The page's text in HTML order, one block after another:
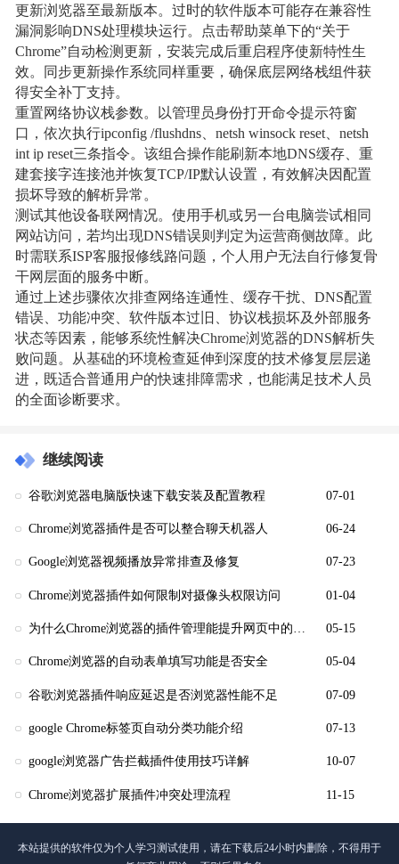
更新浏览器至最新版本。过时的软件版本可能存在兼容性
漏洞影响DNS处理模块运行。点击帮助菜单下的“关于
Chrome”自动检测更新，安装完成后重启程序使新特性生
效。同步更新操作系统同样重要，确保底层网络栈组件获
得安全补丁支持。
重置网络协议栈参数。以管理员身份打开命令提示符窗
口，依次执行ipconfig /flushdns、netsh winsock reset、netsh
int ip reset三条指令。该组合操作能刷新本地DNS缓存、重
建套接字连接池并恢复TCP/IP默认设置，有效解决因配置
损坏导致的解析异常。
测试其他设备联网情况。使用手机或另一台电脑尝试相同
网站访问，若均出现DNS错误则判定为运营商侧故障。此
时需联系ISP客服报修线路问题，个人用户无法自行修复骨
干网层面的服务中断。
通过上述步骤依次排查网络连通性、缓存干扰、DNS配置
错误、功能冲突、软件版本过旧、协议栈损坏及外部服务
状态等因素，能够系统性解决Chrome浏览器的DNS解析失
败问题。从基础的环境检查延伸到深度的技术修复层层递
进，既适合普通用户的快速排障需求，也能满足技术人员
的全面诊断要求。
继续阅读
谷歌浏览器电脑版快速下载安装及配置教程 07-01
Chrome浏览器插件是否可以整合聊天机器人 06-24
Google浏览器视频播放异常排查及修复 07-23
Chrome浏览器插件如何限制对摄像头权限访问 01-04
为什么Chrome浏览器的插件管理能提升网页中的媒体内容加载 05-15
Chrome浏览器的自动表单填写功能是否安全 05-04
谷歌浏览器插件响应延迟是否浏览器性能不足 07-09
google Chrome标签页自动分类功能介绍 07-13
google浏览器广告拦截插件使用技巧详解 10-07
Chrome浏览器扩展插件冲突处理流程 11-15
本站提供的软件仅为个人学习测试使用，请在下载后24小时内删除，不得用于